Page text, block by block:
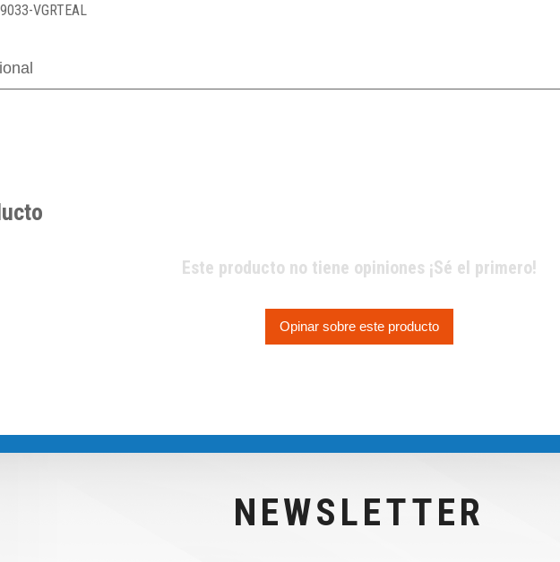
VGRTEAL
Este producto no tiene opiniones ¡Sé el primero!
Opinar sobre este producto
NEWSLETTER